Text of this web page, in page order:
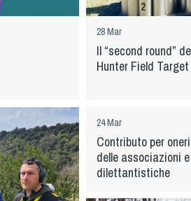
28 Mar
Il “second round”
Hunter Field Target
24 Mar
Contributo per
delle associazioni
dilettantistiche